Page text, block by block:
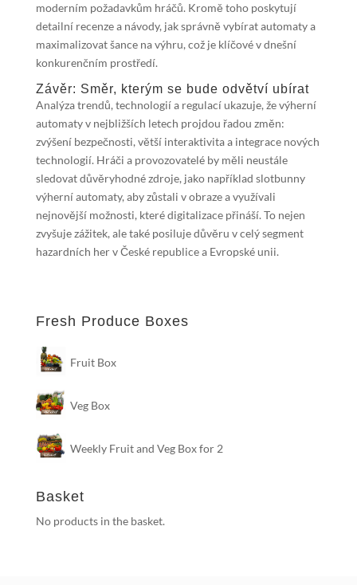
moderním požadavkům hráčů. Kromě toho poskytují
detailní recenze a návody, jak správně vybírat automaty a
maximalizovat šance na výhru, což je klíčové v dnešní
konkurenčním prostředí.
Závěr: Směr, kterým se bude odvětví ubírat
Analýza trendů, technologií a regulací ukazuje, že výherní
automaty v nejbližších letech projdou řadou změn:
zvýšení bezpečnosti, větší interaktivita a integrace nových
technologií. Hráči a provozovatelé by měli neustále
sledovat důvěryhodné zdroje, jako například slotbunny
výherní automaty, aby zůstali v obraze a využívali
nejnovější možnosti, které digitalizace přináší. To nejen
zvyšuje zážitek, ale také posiluje důvěru v celý segment
hazardních her v České republice a Evropské unii.
Fresh Produce Boxes
Fruit Box
Veg Box
Weekly Fruit and Veg Box for 2
Basket
No products in the basket.